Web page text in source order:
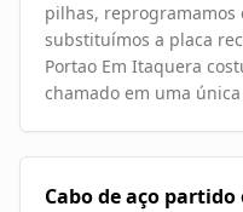
pilhas, reprogramamos
substituímos a placa
Portao Em Itaquera
chamado em uma
Cabo de aço